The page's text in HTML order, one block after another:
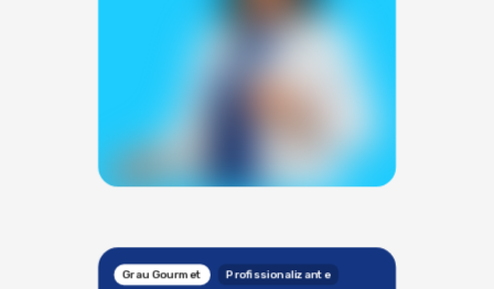
Grau Gourmet Profissionalizante